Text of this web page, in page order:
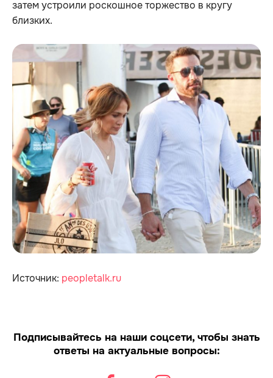
затем устроили роскошное торжество в кругу
близких.
Источник: peopletalk.ru
Подписывайтесь на наши соцсети, чтобы знать
ответы на актуальные вопросы: